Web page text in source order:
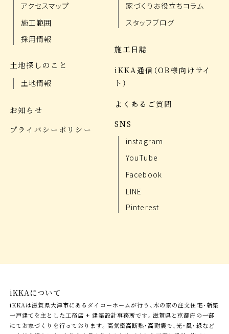
アクセスマップ
施工範囲
採用情報
土地探しのこと
土地情報
お知らせ
プライバシーポリシー
家づくりお役立ちコラム
スタッフブログ
施工日誌
iKKA通信（OB様向けサイ
ト）
よくあるご質問
SNS
instagram
YouTube
Facebook
LINE
Pinterest
iKKAについて
iKKAは滋賀県大津市にあるダイコーホームが行う、木の家の注文住宅・新築
一戸建てを主とした工務店 + 建築設計事務所です。滋賀県と京都府の一部
にてお家づくりを行っております。高気密高断熱・高耐震で、光・風・緑など